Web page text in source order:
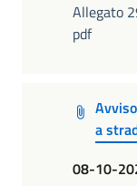
Allegato
pdf
a
08-10-